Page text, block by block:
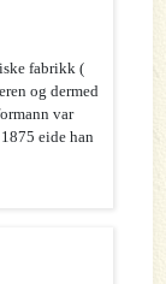
fabrikk (
og dermed
var
eide han